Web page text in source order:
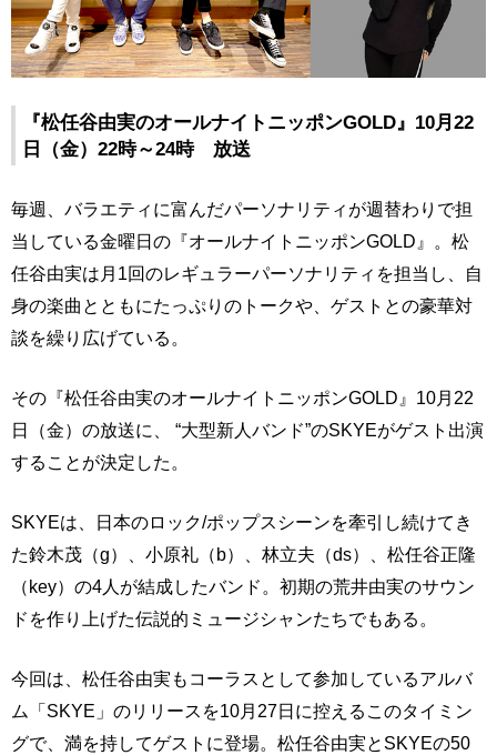
『松任谷由実のオールナイトニッポンGOLD』10月22
日（金）22時～24時 放送
毎週、バラエティに富んだパーソナリティが週替わりで担
当している金曜日の『オールナイトニッポンGOLD』。松
任谷由実は月1回のレギュラーパーソナリティを担当し、自
身の楽曲とともにたっぷりのトークや、ゲストとの豪華対
談を繰り広げている。
その『松任谷由実のオールナイトニッポンGOLD』10月22
日（金）の放送に、 “大型新人バンド”のSKYEがゲスト出演
することが決定した。
SKYEは、日本のロック/ポップスシーンを牽引し続けてき
た鈴木茂（g）、小原礼（b）、林立夫（ds）、松任谷正隆
（key）の4人が結成したバンド。初期の荒井由実のサウン
ドを作り上げた伝説的ミュージシャンたちでもある。
今回は、松任谷由実もコーラスとして参加しているアルバ
ム「SKYE」のリリースを10月27日に控えるこのタイミン
グで、満を持してゲストに登場。松任谷由実とSKYEの50